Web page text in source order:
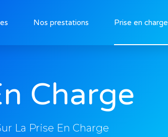
Nos prestations Prise en charge
Charge
La Prise En Charge